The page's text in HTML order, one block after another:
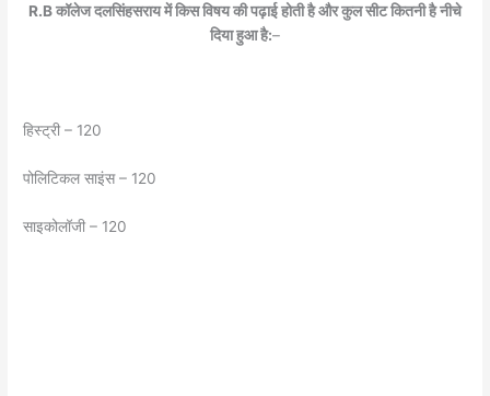
R.B कॉलेज दलसिंहसराय में किस विषय की पढ़ाई होती है और कुल सीट कितनी है नीचे
दिया हुआ है:–
हिस्ट्री – 120
पोलिटिकल साइंस – 120
साइकोलॉजी – 120